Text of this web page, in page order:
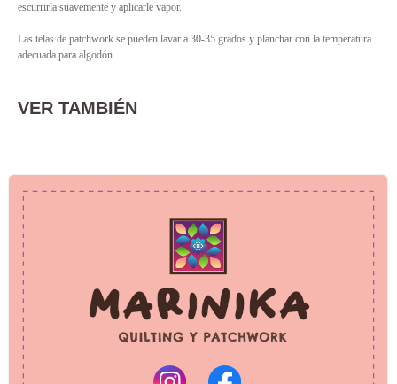
escurrirla suavemente y aplicarle vapor.
Las telas de patchwork se pueden lavar a 30-35 grados y planchar con la temperatura
adecuada para algodón.
VER TAMBIÉN
© 2025 Marinika
All rights reserved